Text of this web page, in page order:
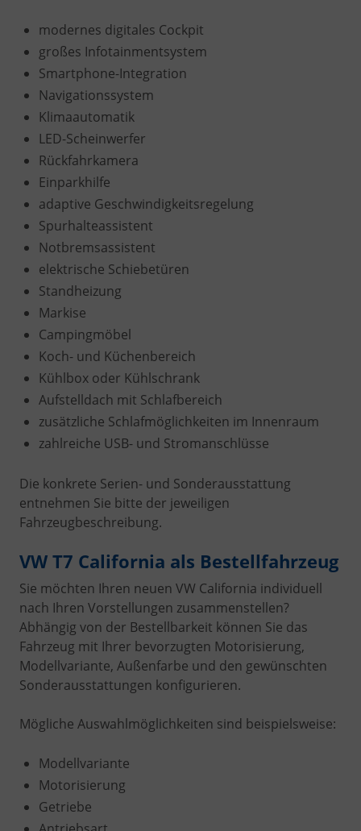
modernes digitales Cockpit
großes Infotainmentsystem
Smartphone-Integration
Navigationssystem
Klimaautomatik
LED-Scheinwerfer
Rückfahrkamera
Einparkhilfe
adaptive Geschwindigkeitsregelung
Spurhalteassistent
Notbremsassistent
elektrische Schiebetüren
Standheizung
Markise
Campingmöbel
Koch- und Küchenbereich
Kühlbox oder Kühlschrank
Aufstelldach mit Schlafbereich
zusätzliche Schlafmöglichkeiten im Innenraum
zahlreiche USB- und Stromanschlüsse
Die konkrete Serien- und Sonderausstattung
entnehmen Sie bitte der jeweiligen
Fahrzeugbeschreibung.
VW T7 California als Bestellfahrzeug
Sie möchten Ihren neuen VW California individuell
nach Ihren Vorstellungen zusammenstellen?
Abhängig von der Bestellbarkeit können Sie das
Fahrzeug mit Ihrer bevorzugten Motorisierung,
Modellvariante, Außenfarbe und den gewünschten
Sonderausstattungen konfigurieren.
Mögliche Auswahlmöglichkeiten sind beispielsweise:
Modellvariante
Motorisierung
Getriebe